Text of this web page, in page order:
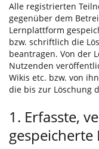
Alle registrierten
gegenüber dem
Lernplattform
bzw. schriftlich die
beantragen. Von der
Nutzenden
Wikis etc. bzw. von
die bis zur Löschung
1. Erfasste,
gespeicherte